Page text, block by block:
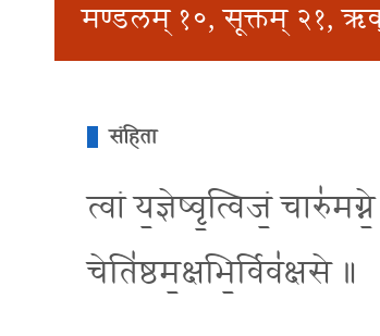
मण्डलम् १०, सूक्तम् २१,
संहिता
त्वां य॒ज्ञेष्वृ॒त्विजं॒
चेति॑ष्ठम॒क्षभि॒र्विव॑क्षसे ॥